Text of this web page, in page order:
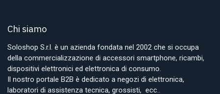
Chi siamo
Soloshop S.r.l. è un azienda fondata nel 2002 che si occupa
della commercializzazione di accessori smartphone, ricambi,
dispositivi elettronici ed elettronica di consumo.
Il nostro portale B2B è dedicato a negozi di elettronica,
laboratori di assistenza tecnica, grossisti, ecc..